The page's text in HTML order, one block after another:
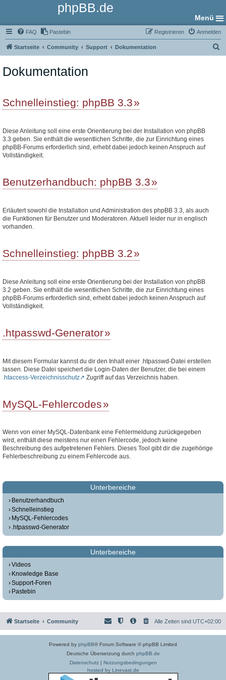
phpBB.de
Menü
FAQ Pastebin Anmelden
Registrieren
Startseite Community Support Dokumentation
Dokumentation
Schnelleinstieg: phpBB 3.3
Diese Anleitung soll eine erste Orientierung bei der Installation von phpBB
3.3 geben. Sie enthält die wesentlichen Schritte, die zur Einrichtung eines
phpBB-Forums erforderlich sind, erhebt dabei jedoch keinen Anspruch auf
Vollständigkeit.
Benutzerhandbuch: phpBB 3.3
Erläutert sowohl die Installation und Administration des phpBB 3.3, als auch
die Funktionen für Benutzer und Moderatoren. Aktuell leider nur in englisch
vorhanden.
Schnelleinstieg: phpBB 3.2
Diese Anleitung soll eine erste Orientierung bei der Installation von phpBB
3.2 geben. Sie enthält die wesentlichen Schritte, die zur Einrichtung eines
phpBB-Forums erforderlich sind, erhebt dabei jedoch keinen Anspruch auf
Vollständigkeit.
.htpasswd-Generator
Mit diesem Formular kannst du dir den Inhalt einer .htpasswd-Datei erstellen
lassen. Diese Datei speichert die Login-Daten der Benutzer, die bei einem
.htaccess-Verzeichnisschutz
Zugriff auf das Verzeichnis haben.
MySQL-Fehlercodes
Wenn von einer MySQL-Datenbank eine Fehlermeldung zurückgegeben
wird, enthält diese meistens nur einen Fehlercode, jedoch keine
Beschreibung des aufgetretenen Fehlers. Dieses Tool gibt dir die zugehörige
Fehlerbeschreibung zu einem Fehlercode aus.
Unterbereiche
Benutzerhandbuch
Schnelleinstieg
MySQL-Fehlercodes
.htpasswd-Generator
Unterbereiche
Videos
Knowledge Base
Support-Foren
Pastebin
Startseite Community Alle Zeiten sind UTC+02:00
Powered by phpBB® Forum Software © phpBB Limited
Deutsche Übersetzung durch phpBB.de
Datenschutz| Nutzungsbedingungen
hosted by Linevast.de